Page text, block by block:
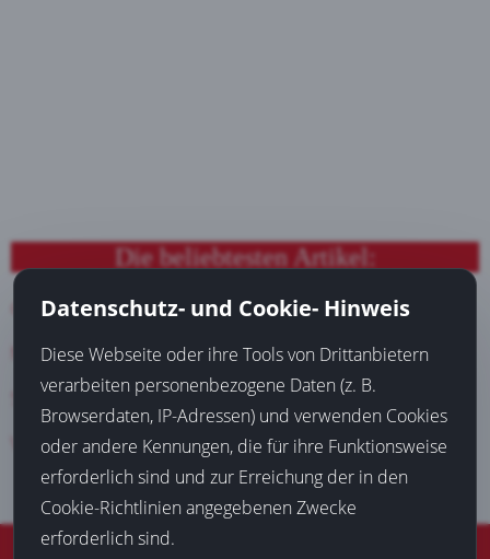
Die beliebtesten Artikel:
Günstiges Familienhotel finden
Mit Sportwetten Geld verdienen
Suchmaschinenoptimierung (SEO) bringt Neukunden
Versicherungsmakler Dortmund verschafft Einsparungen
Datenschutz- und Cookie- Hinweis
Diese Webseite oder ihre Tools von Drittanbietern
verarbeiten personenbezogene Daten (z. B.
Browserdaten, IP-Adressen) und verwenden Cookies
oder andere Kennungen, die für ihre Funktionsweise
erforderlich sind und zur Erreichung der in den
Cookie-Richtlinien angegebenen Zwecke
erforderlich sind.